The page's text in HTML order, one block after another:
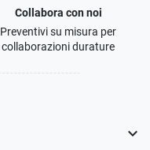
Collabora con noi
Preventivi su misura per
collaborazioni durature
